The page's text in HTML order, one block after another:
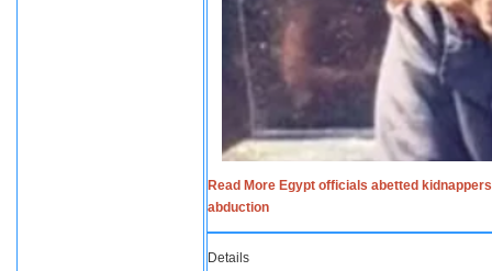
Read More Egypt officials abetted
abduction
Details